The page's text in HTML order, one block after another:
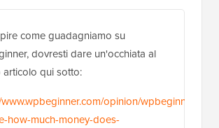
come guadagniamo su
dovresti dare un'occhiata al
articolo qui sotto:
opinion/wpbeginner-
how-much-money-does-